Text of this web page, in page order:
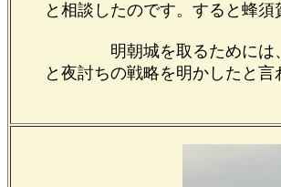
と相談したのです。すると蜂須
明朝城を取るためには、速
と夜討ちの戦略を明かしたと言